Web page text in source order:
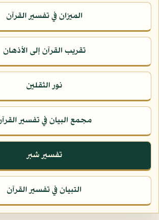
الميزان في تفسير القرآن
تقريب القرآن إلى الأذهان
نور الثقلين
مجمع البيان في تفسير
تفسير شبر
التبيان في تفسير القرآن